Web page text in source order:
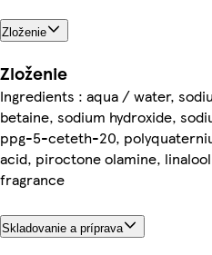
Zloženie
Zloženie
Ingredients : aqua / water,
betaine, sodium hydroxide,
ppg-5-ceteth-20,
acid, piroctone olamine,
fragrance
Skladovanie a príprava